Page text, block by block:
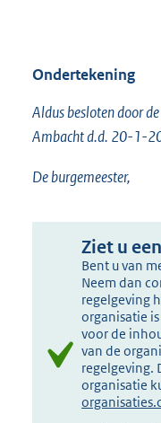
Ondertekening
Aldus besloten door
Ambacht d.d. 20-1-
De burgemeester,
Ziet u
Bent u van
Neem dan
regelgeving
organisatie
voor de
van de
regelgeving.
organisatie